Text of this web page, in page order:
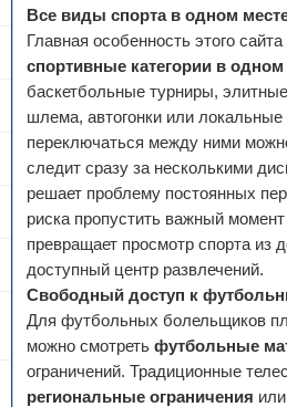
Все виды спорта в одном
Главная особенность этого
спортивные категории в одном
баскетбольные турниры,
шлема, автогонки или
переключаться между ними
следит сразу за несколькими
решает проблему постоянных
риска пропустить важный
превращает просмотр спорта из
доступный центр развлечений.
Свободный доступ к
Для футбольных болельщиков
можно смотреть футбольные
ограничений. Традиционные
региональные ограничения